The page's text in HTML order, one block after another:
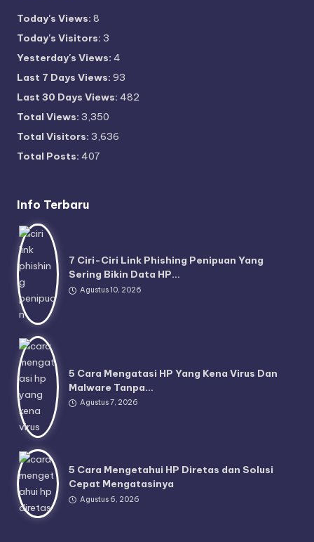
Today's Views: 8
Today's Visitors: 3
Yesterday's Views: 4
Last 7 Days Views: 93
Last 30 Days Views: 482
Total Views: 3,350
Total Visitors: 3,636
Total Posts: 407
Info Terbaru
7 Ciri-Ciri Link Phishing Penipuan Yang
Sering Bikin Data HP…
Agustus 10, 2026
5 Cara Mengatasi HP Yang Kena Virus Dan
Malware Tanpa…
Agustus 7, 2026
5 Cara Mengetahui HP Diretas dan Solusi
Cepat Mengatasinya
Agustus 6, 2026